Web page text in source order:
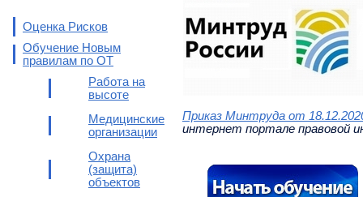
Оценка Рисков
Обучение Новым
правилам по ОТ
Работа на
высоте
Медицинские
организации
Охрана
(защита)
объектов
Приказ Минтруда от
интернет портале правовой